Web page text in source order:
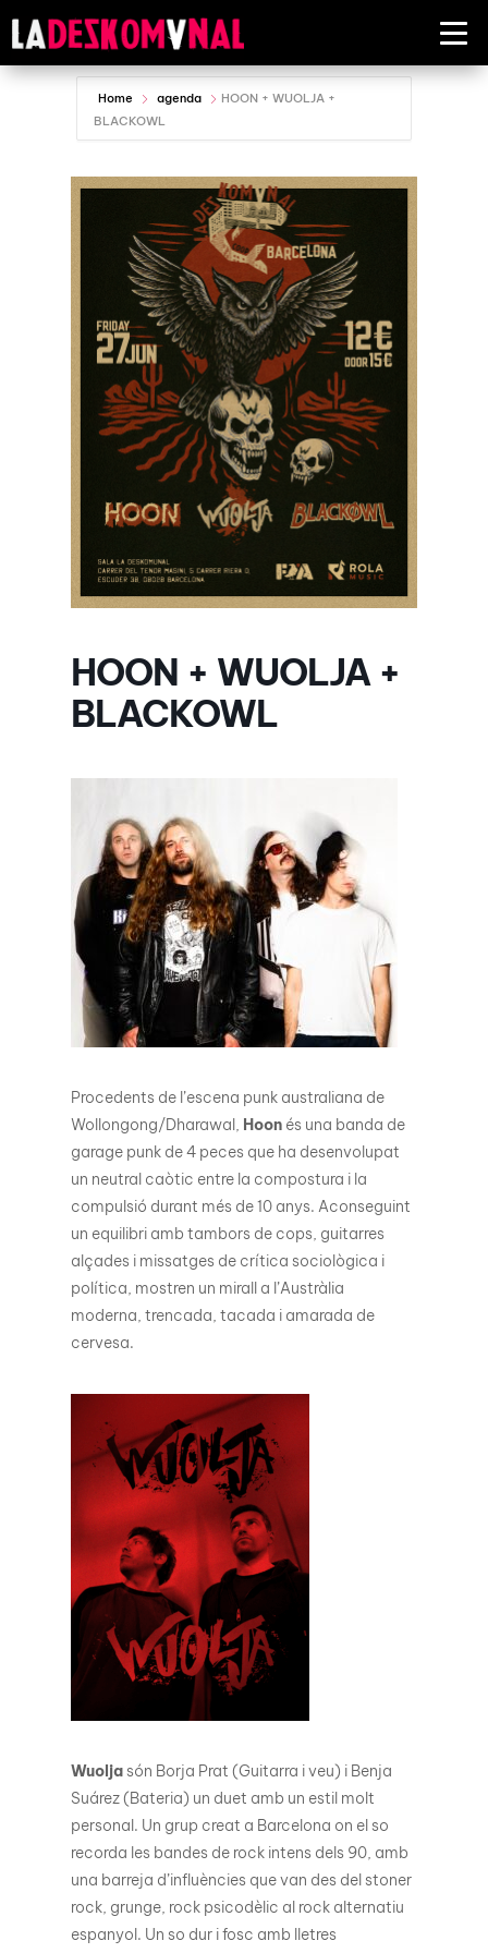
Home agenda
HOON + WUOLJA +
BLACKOWL
HOON + WUOLJA +
BLACKOWL
Procedents de l’escena punk australiana de
Wollongong/Dharawal, Hoonés una banda de
garage punk de 4 peces que ha desenvolupat
un neutral caòtic entre la compostura i la
compulsió durant més de 10 anys. Aconseguint
un equilibri amb tambors de cops, guitarres
alçades i missatges de crítica sociològica i
política, mostren un mirall a l’Austràlia
moderna, trencada, tacada i amarada de
cervesa.
Wuoljasón Borja Prat (Guitarra i veu) i Benja
Suárez (Bateria) un duet amb un estil molt
personal. Un grup creat a Barcelona on el so
recorda les bandes de rock intens dels 90, amb
una barreja d’influències que van des del stoner
rock, grunge, rock psicodèlic al rock alternatiu
espanyol. Un so dur i fosc amb lletres